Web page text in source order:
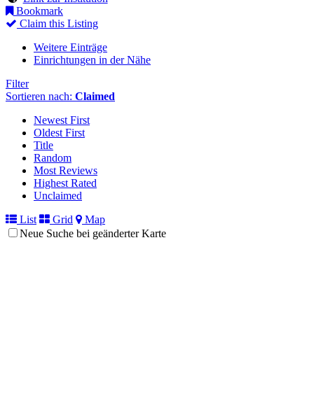
Bookmark
Claim this Listing
Weitere Einträge
Einrichtungen in der Nähe
Filter
Sortieren nach: Claimed
Newest First
Oldest First
Title
Random
Most Reviews
Highest Rated
Unclaimed
List
Grid
Map
Neue Suche bei geänderter Karte